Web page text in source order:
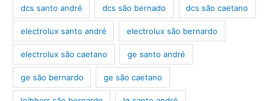
dcs santo andré dcs são bernado dcs são caetano
electrolux santo andré electrolux são bernardo
electrolux são caetano ge santo andré
ge são bernardo ge são caetano